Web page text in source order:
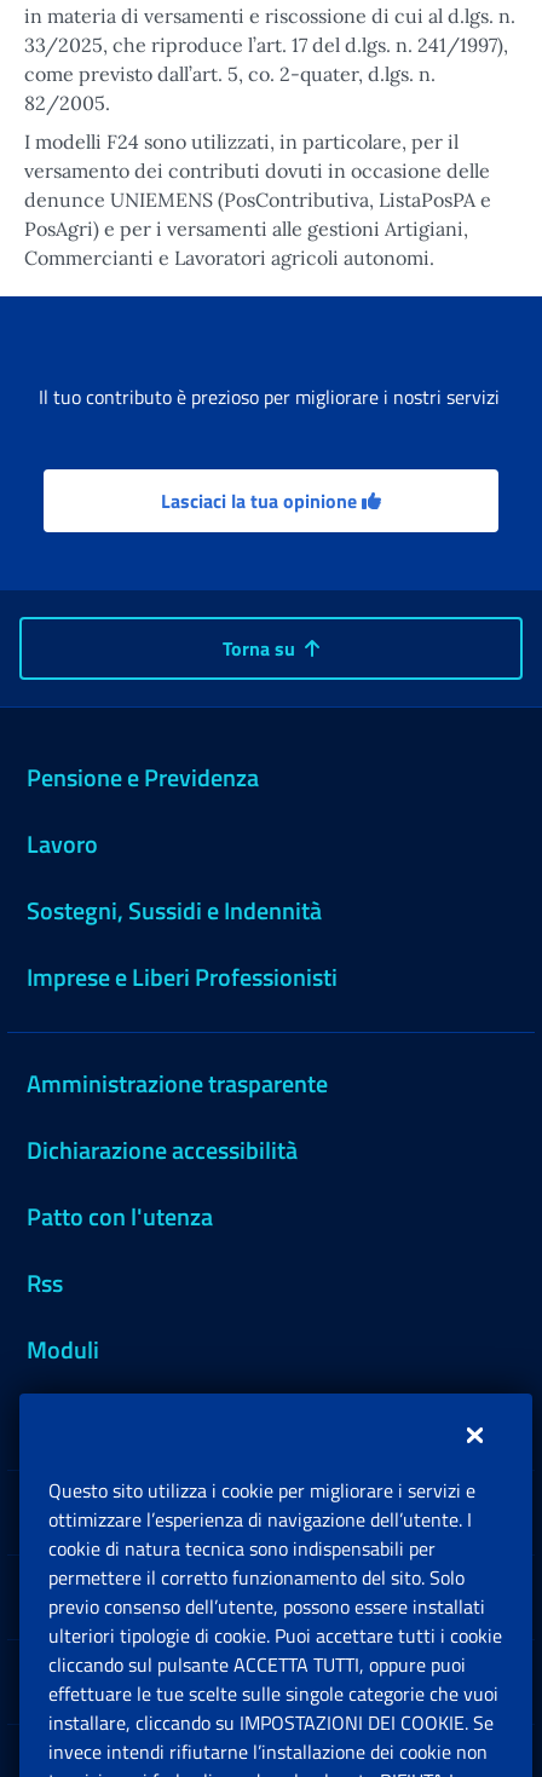
in materia di versamenti e riscossione di cui al d.lgs. n.
33/2025, che riproduce l’art. 17 del d.lgs. n. 241/1997),
come previsto dall’art. 5, co. 2-quater, d.lgs. n.
82/2005.
I modelli F24 sono utilizzati, in particolare, per il
versamento dei contributi dovuti in occasione delle
denunce UNIEMENS (PosContributiva, ListaPosPA e
PosAgri) e per i versamenti alle gestioni Artigiani,
Commercianti e Lavoratori agricoli autonomi.
Il tuo contributo è prezioso per migliorare i nostri servizi
Lasciaci la tua opinione
Torna su
Pensione e Previdenza
Lavoro
Sostegni, Sussidi e Indennità
Imprese e Liberi Professionisti
Amministrazione trasparente
Dichiarazione accessibilità
Patto con l'utenza
Rss
Moduli
Sedi e Contatti
Software
Note Legali
App mobile
Questo sito utilizza i cookie per migliorare i servizi e
ottimizzare l’esperienza di navigazione dell’utente. I
cookie di natura tecnica sono indispensabili per
permettere il corretto funzionamento del sito. Solo
previo consenso dell’utente, possono essere installati
ulteriori tipologie di cookie. Puoi accettare tutti i cookie
cliccando sul pulsante ACCETTA TUTTI, oppure puoi
effettuare le tue scelte sulle singole categorie che vuoi
installare, cliccando su IMPOSTAZIONI DEI COOKIE. Se
invece intendi rifiutarne l’installazione dei cookie non